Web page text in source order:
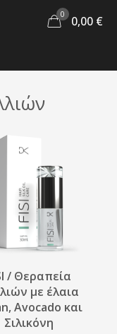
0 0,00 €
/ Θεραπεία
με έλαια
Avocado και
Σιλικόνη